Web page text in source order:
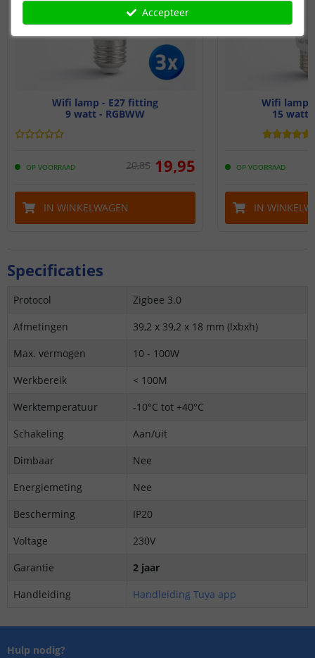
Wifi lamp - E27 fitting
9 watt - RGBWW
OP VOORRAAD 20,85 19,95
IN WINKELWAGEN
Wifi lamp
15 watt
OP VOORRAAD
IN
Specificaties
Protocol
Zigbee 3.0
Afmetingen
39,2 x 39,2 x 18 mm (lxbxh)
Max. vermogen
10 - 100W
Werkbereik
< 100M
Werktemperatuur
-10°C tot +40°C
Schakeling
Aan/uit
Dimbaar
Nee
Energiemeting
Nee
Bescherming
IP20
Voltage
230V
Garantie
2 jaar
Handleiding
Handleiding Tuya app
Hulp nodig?
Accepteer